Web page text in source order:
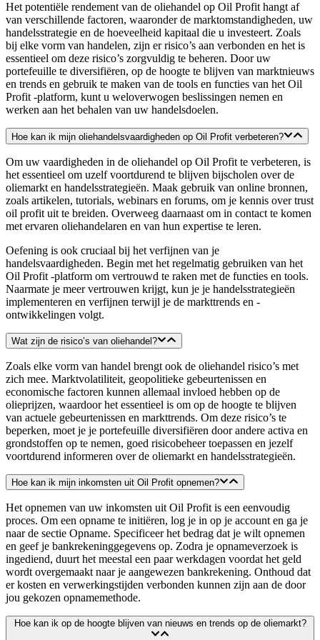
Het potentiële rendement van de oliehandel op Oil Profit hangt af
van verschillende factoren, waaronder de marktomstandigheden, uw
handelsstrategie en de hoeveelheid kapitaal die u investeert. Zoals
bij elke vorm van handelen, zijn er risico’s aan verbonden en het is
essentieel om deze risico’s zorgvuldig te beheren. Door uw
portefeuille te diversifiëren, op de hoogte te blijven van marktnieuws
en trends en gebruik te maken van de tools en functies van het Oil
Profit -platform, kunt u weloverwogen beslissingen nemen en
werken aan het behalen van uw handelsdoelen.
Hoe kan ik mijn oliehandelsvaardigheden op Oil Profit verbeteren?
Om uw vaardigheden in de oliehandel op Oil Profit te verbeteren, is
het essentieel om uzelf voortdurend te blijven bijscholen over de
oliemarkt en handelsstrategieën. Maak gebruik van online bronnen,
zoals artikelen, tutorials, webinars en forums, om je kennis over trust
oil profit uit te breiden. Overweeg daarnaast om in contact te komen
met ervaren oliehandelaren en van hun expertise te leren.
Oefening is ook cruciaal bij het verfijnen van je
handelsvaardigheden. Begin met het regelmatig gebruiken van het
Oil Profit -platform om vertrouwd te raken met de functies en tools.
Naarmate je meer vertrouwen krijgt, kun je je handelsstrategieën
implementeren en verfijnen terwijl je de markttrends en -
ontwikkelingen volgt.
Wat zijn de risico’s van oliehandel?
Zoals elke vorm van handel brengt ook de oliehandel risico’s met
zich mee. Marktvolatiliteit, geopolitieke gebeurtenissen en
economische factoren kunnen allemaal invloed hebben op de
olieprijzen, waardoor het essentieel is om op de hoogte te blijven
van actuele gebeurtenissen en markttrends. Om deze risico’s te
beperken, moet je je portefeuille diversifiëren door andere activa en
grondstoffen op te nemen, goed risicobeheer toepassen en jezelf
voortdurend informeren over de oliemarkt en handelsstrategieën.
Hoe kan ik mijn inkomsten uit Oil Profit opnemen?
Het opnemen van uw inkomsten uit Oil Profit is een eenvoudig
proces. Om een opname te initiëren, log je in op je account en ga je
naar de sectie Opname. Specificeer het bedrag dat je wilt opnemen
en geef je bankrekeninggegevens op. Zodra je opnameverzoek is
ingediend, duurt het meestal een paar werkdagen voordat het geld
wordt overgemaakt naar je aangewezen bankrekening. Onthoud dat
er kosten en verwerkingstijden verbonden kunnen zijn aan de door
jou gekozen opnamemethode.
Hoe kan ik op de hoogte blijven van nieuws en trends op de oliemarkt?